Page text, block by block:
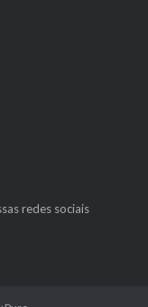
redes sociais